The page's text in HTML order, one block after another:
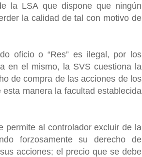
la LSA que dispone que ningún
la calidad de tal con motivo de
oficio o “Res” es ilegal, por los
en el mismo, la SVS cuestiona la
de compra de las acciones de los
manera la facultad establecida
permite al controlador excluir de la
forzosamente su derecho de
acciones; el precio que se debe